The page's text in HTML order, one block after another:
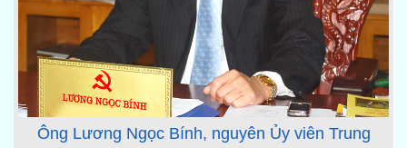
Ông Lương Ngọc Bính, nguyên Ủy viên Trung